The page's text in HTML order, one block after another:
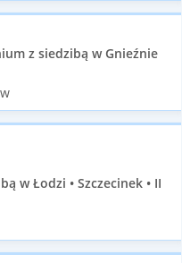
z siedzibą w Gnieźnie
w Łodzi • Szczecinek • II